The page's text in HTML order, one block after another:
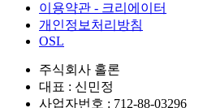
이용약관 - 크리에이터
개인정보처리방침
OSL
주식회사 홀론
대표 : 신민정
사업자번호 : 712-88-03296